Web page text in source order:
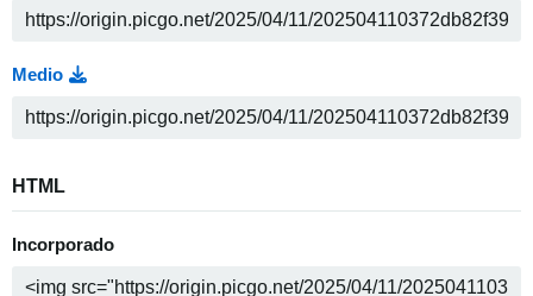
Medio
HTML
Incorporado